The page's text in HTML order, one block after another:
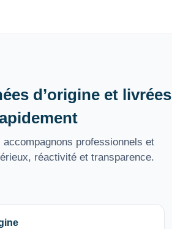
d’origine et livrées
accompagnons professionnels et
réactivité et transparence.